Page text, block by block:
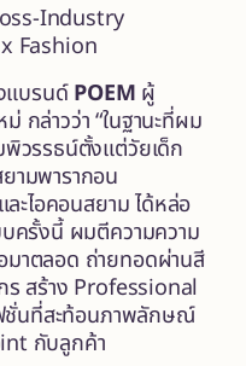
Industry
Fashion
แบรนด์POEM ผู้
กล่าวว่า “ในฐานะที่ผม
วรรธน์ตั้งแต่วัยเด็ก
ามพารากอน
ะไอคอนสยาม ได้หล่อ
ครั้งนี้ ผมตีความความ
มาตลอด ถ่ายทอดผ่านสี
ร สร้าง Professional
นที่สะท้อนภาพลักษณ์
กับลูกค้า